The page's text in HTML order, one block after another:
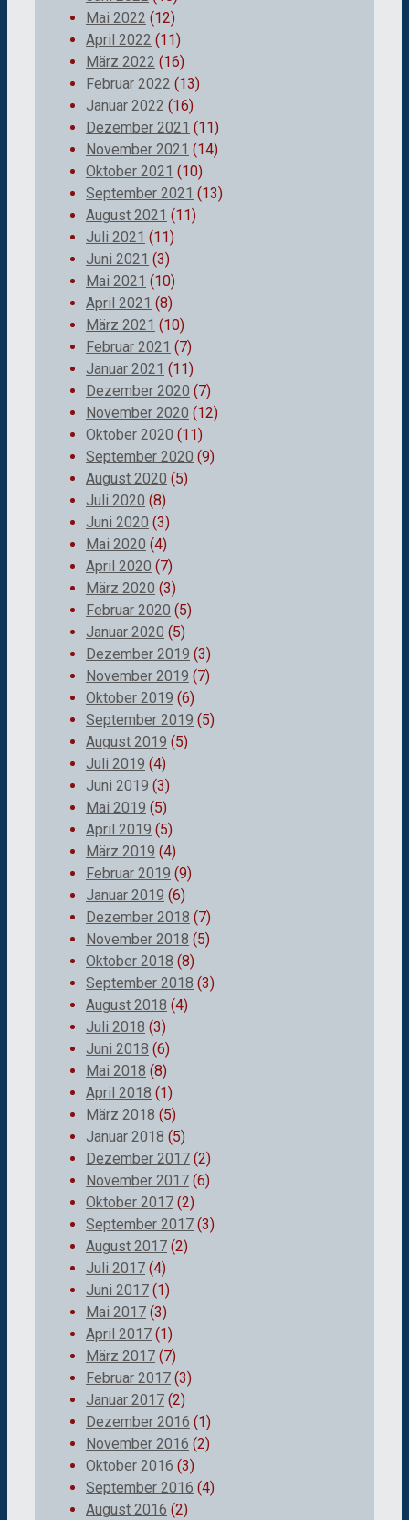
Mai 2022 (12)
April 2022 (11)
März 2022 (16)
Februar 2022 (13)
Januar 2022 (16)
Dezember 2021 (11)
November 2021 (14)
Oktober 2021 (10)
September 2021 (13)
August 2021 (11)
Juli 2021 (11)
Juni 2021 (3)
Mai 2021 (10)
April 2021 (8)
März 2021 (10)
Februar 2021 (7)
Januar 2021 (11)
Dezember 2020 (7)
November 2020 (12)
Oktober 2020 (11)
September 2020 (9)
August 2020 (5)
Juli 2020 (8)
Juni 2020 (3)
Mai 2020 (4)
April 2020 (7)
März 2020 (3)
Februar 2020 (5)
Januar 2020 (5)
Dezember 2019 (3)
November 2019 (7)
Oktober 2019 (6)
September 2019 (5)
August 2019 (5)
Juli 2019 (4)
Juni 2019 (3)
Mai 2019 (5)
April 2019 (5)
März 2019 (4)
Februar 2019 (9)
Januar 2019 (6)
Dezember 2018 (7)
November 2018 (5)
Oktober 2018 (8)
September 2018 (3)
August 2018 (4)
Juli 2018 (3)
Juni 2018 (6)
Mai 2018 (8)
April 2018 (1)
März 2018 (5)
Januar 2018 (5)
Dezember 2017 (2)
November 2017 (6)
Oktober 2017 (2)
September 2017 (3)
August 2017 (2)
Juli 2017 (4)
Juni 2017 (1)
Mai 2017 (3)
April 2017 (1)
März 2017 (7)
Februar 2017 (3)
Januar 2017 (2)
Dezember 2016 (1)
November 2016 (2)
Oktober 2016 (3)
September 2016 (4)
August 2016 (2)